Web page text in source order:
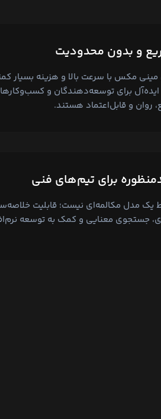
و بدون محدودیت
مکس با سرعت بالا و هزینه بسیار
ایده‌آل برای توسعه‌دهندگان و
روان و قابل‌اعتماد هستند.
برای تیم‌های فنی
مدل مکالمه‌ای نیست؛ قابلیت
جستجوی معنایی و کمک به توسعه